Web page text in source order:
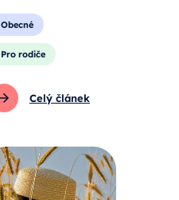
Obecné
Pro rodiče
Celý článek